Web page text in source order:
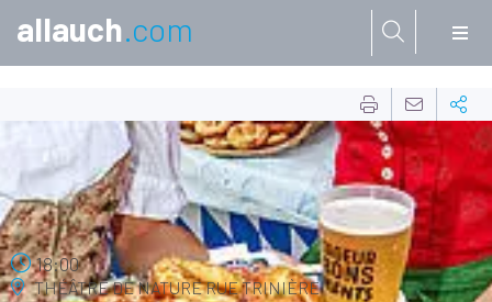
allauch.com
30
AOÛT
18:00
THÉÂTRE DE NATURERUE TRINIÈRE